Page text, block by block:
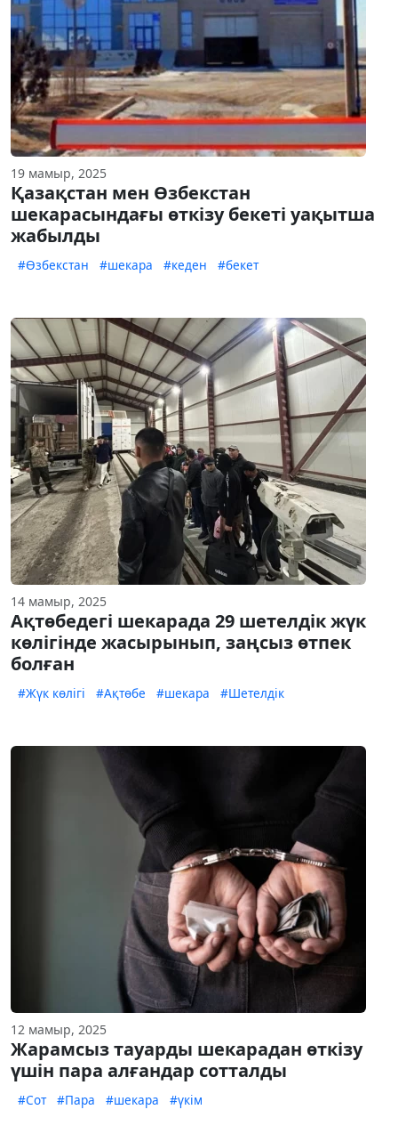
19 мамыр, 2025
Қазақстан мен Өзбекстан
шекарасындағы өткізу бекеті уақытша
жабылды
#Өзбекстан #шекара #кеден #бекет
14 мамыр, 2025
Ақтөбедегі шекарада 29 шетелдік жүк
көлігінде жасырынып, заңсыз өтпек
болған
#Жүк көлігі #Ақтөбе #шекара #Шетелдік
12 мамыр, 2025
Жарамсыз тауарды шекарадан өткізу
үшін пара алғандар сотталды
#Сот #Пара #шекара #үкім